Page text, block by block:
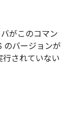
がこのコマン
のバージョンが
されていない